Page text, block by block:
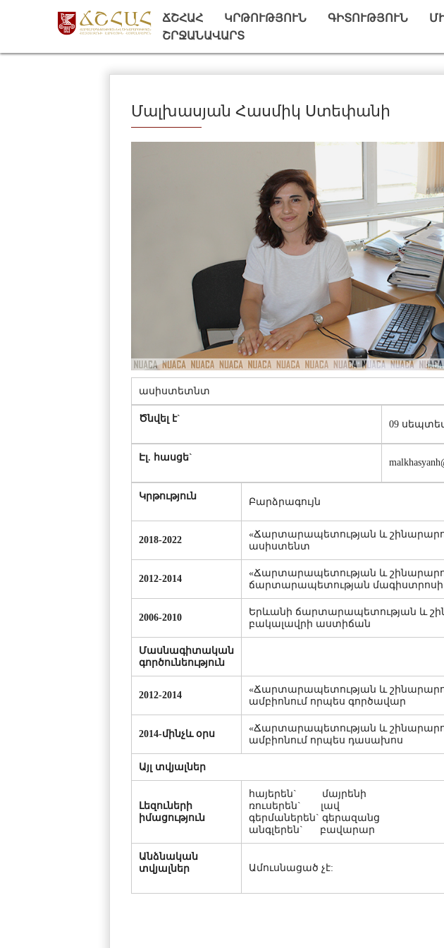
ՃՇՀԱՀ ԿՐԹՈՒԹՅՈՒՆ ԳԻՏՈՒԹՅՈՒՆ
ՇՐՋԱՆԱՎԱՐՏ
Մալխասյան Հասմիկ Ստեփանի
ասիստետնտ
Ծնվել է`
09
Էլ. հասցե`
Կրթություն
Բարձրագույն
2018-2022
«Ճարտարապետության և
ասիստենտ
2012-2014
«Ճարտարապետության և
ճարտարապետության
2006-2010
Երևանի ճարտարապետության և
բակալավրի աստիճան
Մասնագիտական
գործունեություն
2012-2014
«Ճարտարապետության և
ամբիոնում որպես գործավար
2014-մինչև օրս
«Ճարտարապետության և
ամբիոնում որպես դասախոս
Այլ տվյալներ
Լեզուների
իմացություն
հայերեն` մայրենի
ռուսերեն` լավ
գերմաներեն` գերազանց
անգլերեն` բավարար
Անձնական
տվյալներ
Ամուսնացած չէ: